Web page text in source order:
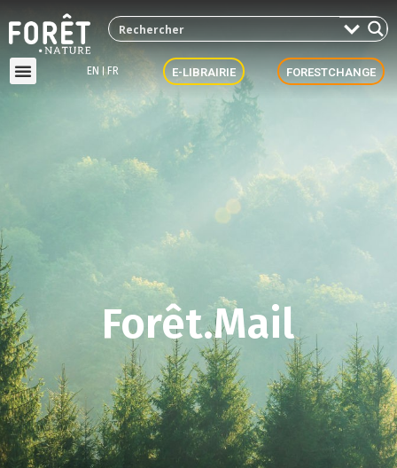
EN FR E-LIBRAIRIE FORESTCHANGE
Forêt.Mail